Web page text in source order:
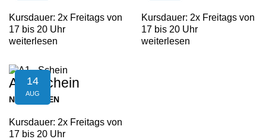
Kursdauer: 2x Freitags von
17 bis 20 Uhr
weiterlesen
Kursdauer: 2x Freitags von
17 bis 20 Uhr
weiterlesen
14
AUG
A1 - Schein
NEUFELDEN
Kursdauer: 2x Freitags von
17 bis 20 Uhr